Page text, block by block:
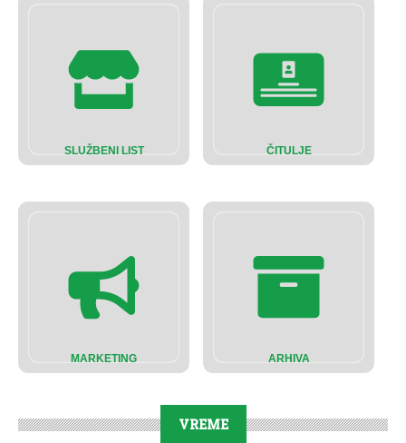
SLUŽBENI LIST ČITULJE
MARKETING ARHIVA
VREME